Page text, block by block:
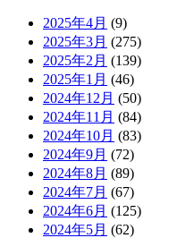
2025年4月 (9)
2025年3月 (275)
2025年2月 (139)
2025年1月 (46)
2024年12月 (50)
2024年11月 (84)
2024年10月 (83)
2024年9月 (72)
2024年8月 (89)
2024年7月 (67)
2024年6月 (125)
2024年5月 (62)